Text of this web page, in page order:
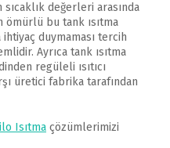
değerleri arasında
ömürlü bu tank ısıtma
duymaması tercih
Ayrıca tank ısıtma
regüleli ısıtıcı
üretici fabrika tarafından
Isıtma çözümlerimizi